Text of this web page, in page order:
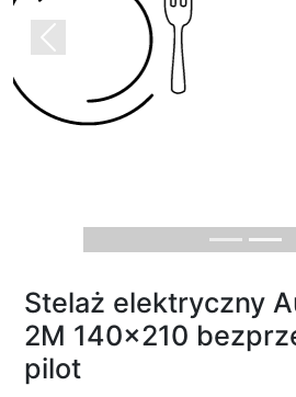
Previous
Stelaż elektryczny
2M 140x210
pilot